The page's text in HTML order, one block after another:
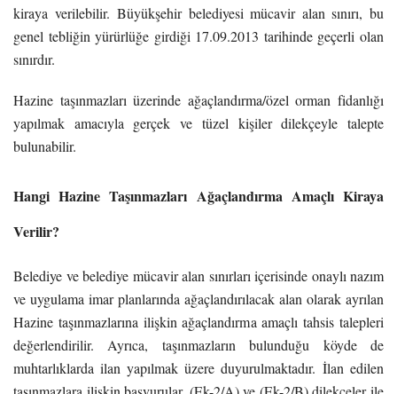
kiraya verilebilir. Büyükşehir belediyesi mücavir alan sınırı, bu
genel tebliğin yürürlüğe girdiği 17.09.2013 tarihinde geçerli olan
sınırdır.
Hazine taşınmazları üzerinde ağaçlandırma/özel orman fidanlığı
yapılmak amacıyla gerçek ve tüzel kişiler dilekçeyle talepte
bulunabilir.
Hangi Hazine Taşınmazları Ağaçlandırma Amaçlı Kiraya
Verilir?
Belediye ve belediye mücavir alan sınırları içerisinde onaylı nazım
ve uygulama imar planlarında ağaçlandırılacak alan olarak ayrılan
Hazine taşınmazlarına ilişkin ağaçlandırma amaçlı tahsis talepleri
değerlendirilir. Ayrıca, taşınmazların bulunduğu köyde de
muhtarlıklarda ilan yapılmak üzere duyurulmaktadır. İlan edilen